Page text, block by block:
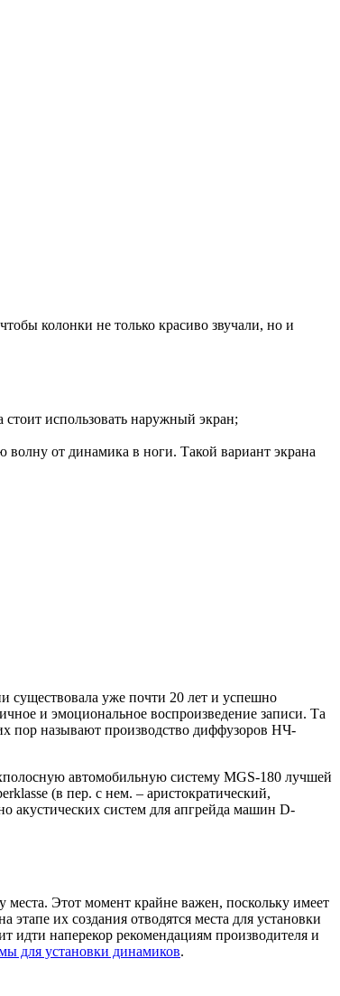
колонки не только красиво звучали, но и
использовать наружный экран;
волну от динамика в ноги. Такой вариант экрана
существовала уже почти 20 лет и успешно
и эмоциональное воспроизведение записи. Та
пор называют производство диффузоров НЧ-
автомобильную систему MGS-180 лучшей
(в пер. с нем. – аристократический,
акустических систем для апгрейда машин D-
места. Этот момент крайне важен, поскольку имеет
их создания отводятся места для установки
идти наперекор рекомендациям производителя и
для установки динамиков.